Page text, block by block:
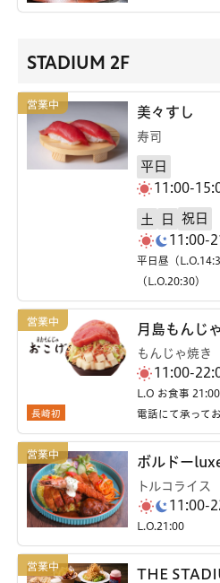
STADIUM 2F
美々すし
寿司
平日
11:00-
土 日
祝日
11:00-
平日昼（
（L.O.20:30）
長崎初
月島もんじ
もんじゃ焼き
11:00-
L.O お食事
電話にて承って
ボルドー
トルコライス
11:00-
L.O.21:00
THE